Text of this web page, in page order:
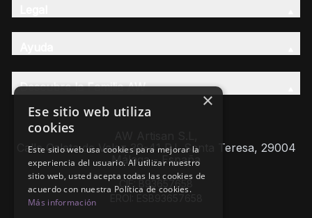
Descubre la Familia AW
Calle Caleta de Velez 39-41 P.I. Santa Teresa, 29004
Málaga - España
CIF: B93657658
×
Ese sitio web utiliza
cookies
Este sitio web usa cookies para mejorar la
experiencia del usuario. Al utilizar nuestro
sitio web, usted acepta todas las cookies de
acuerdo con nuestra Política de cookies.
Más información